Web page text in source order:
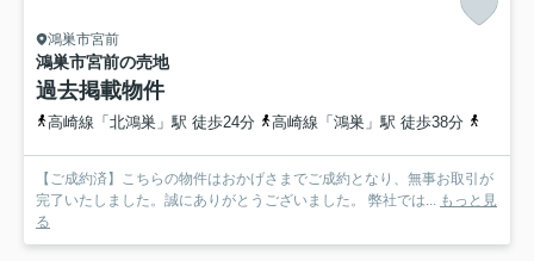
鴻巣市宮前
鴻巣市宮前の売地
過去掲載物件
高崎線「北鴻巣」駅 徒歩24分 高崎線「鴻巣」駅 徒歩38分
【ご成約済】こちらの物件はおかげさまでご成約となり、無事お取引が
完了いたしました。誠にありがとうございました。 弊社では...
もっと見
る